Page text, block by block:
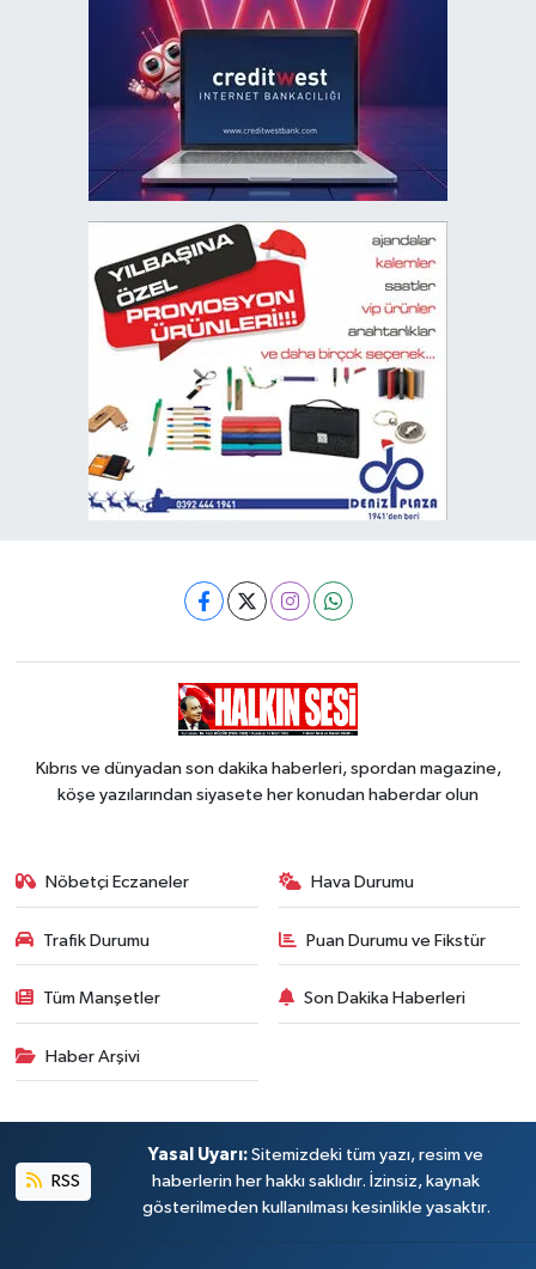
Kıbrıs ve dünyadan son dakika haberleri, spordan magazine,
köşe yazılarından siyasete her konudan haberdar olun
Nöbetçi Eczaneler Hava Durumu
Trafik Durumu Puan Durumu ve Fikstür
Tüm Manşetler Son Dakika Haberleri
Haber Arşivi
RSS
Yasal Uyarı: Sitemizdeki tüm yazı, resim ve
haberlerin her hakkı saklıdır. İzinsiz, kaynak
gösterilmeden kullanılması kesinlikle yasaktır.